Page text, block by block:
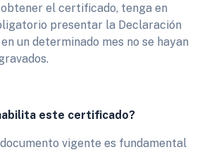
el certificado, tenga en
presentar la Declaración
un determinado mes no se hayan
este certificado?
vigente es fundamental